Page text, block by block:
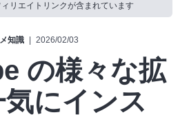
リエイトリンクが含まれています
知識 2026/02/03
の様々な拡
にインス